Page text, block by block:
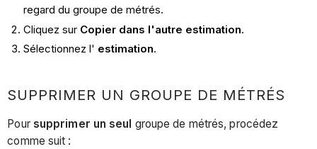
regard du groupe de métrés.
Cliquez sur Copier dans l'autre estimation.
Sélectionnez l' estimation.
SUPPRIMER UN GROUPE DE MÉTRÉS
Pour supprimer un seul groupe de métrés, procédez
comme suit :